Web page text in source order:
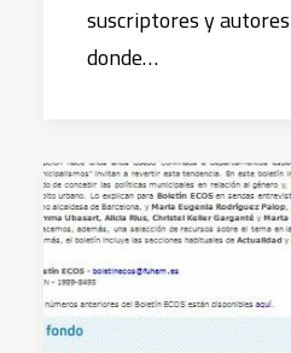
suscriptores y
donde…